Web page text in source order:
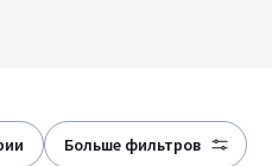
больше фильтров